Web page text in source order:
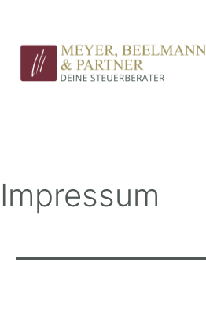
springen
Impressum